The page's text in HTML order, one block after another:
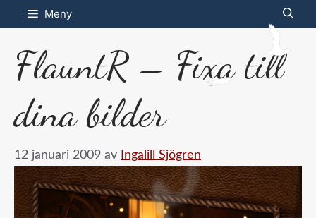
Hoppa
till
innehåll
Meny
FlauntR – Fixa till
dina bilder
12 januari 2009 av Ingalill Sjögren